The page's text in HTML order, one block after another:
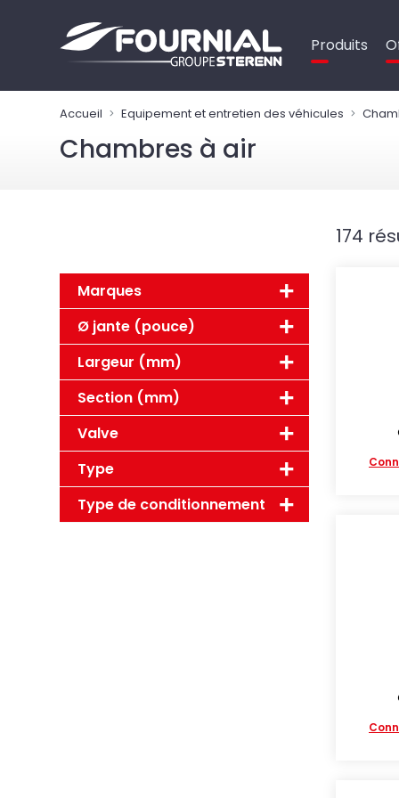
Produits
Accueil Equipement et entretien des véhicules
Chambres à air
Marques
Ø jante (pouce)
Largeur (mm)
Section (mm)
Valve
Type
Type de conditionnement
174